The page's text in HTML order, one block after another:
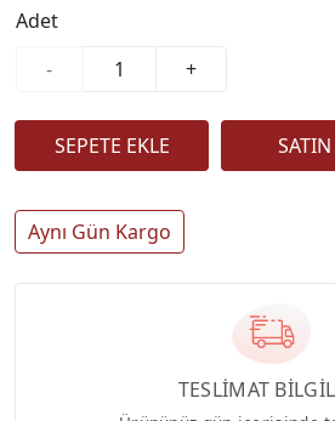
Adet
-
+
Aynı Gün Kargo
TESLİMAT